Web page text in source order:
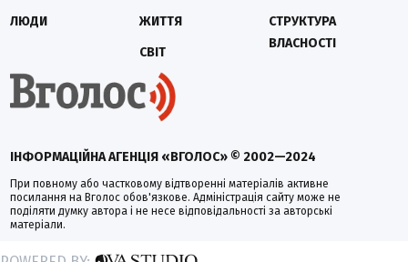
ІНФОРМАЦІЙНА АГЕНЦІЯ «ВГОЛОС» © 2002—2024
При повному або частковому відтворенні матеріалів активне
посилання на Вголос обов'язкове. Адміністрація сайту може не
поділяти думку автора і не несе відповідальності за авторські
матеріали.
ЛЮДИ
ЖИТТЯ
СВІТ
СТРУКТУРА
ВЛАСНОСТІ